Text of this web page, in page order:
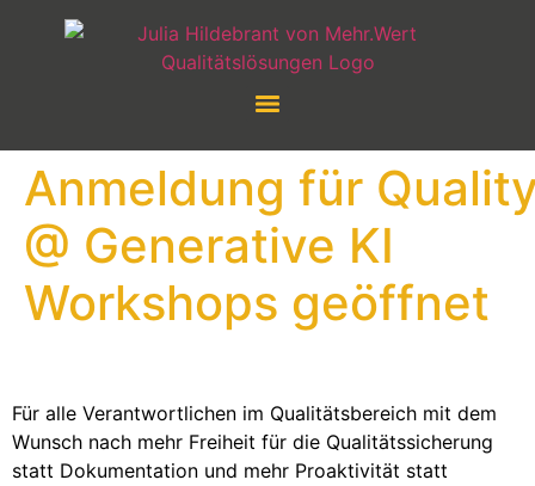
Anmeldung für
@ Generative KI
Workshops geöffnet
Für alle Verantwortlichen im Qualitätsbereich mit dem
Wunsch nach mehr Freiheit für die Qualitätssicherung
statt Dokumentation und mehr Proaktivität statt